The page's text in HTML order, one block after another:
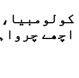
اچھے